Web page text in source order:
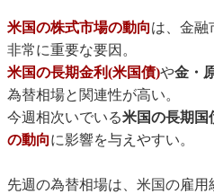
米国の株式市場の動向は、金融
非常に重要な要因。
米国の長期金利(米国債)や金・
為替相場と関連性が高い。
今週相次いでいる米国の長期国
の動向に影響を与えやすい。
先週の為替相場は、米国の雇